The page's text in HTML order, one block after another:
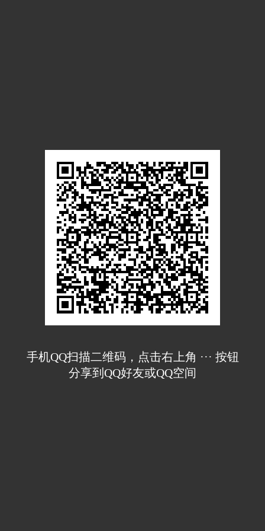
手机QQ扫描二维码，点击右上角 ··· 按钮
分享到QQ好友或QQ空间